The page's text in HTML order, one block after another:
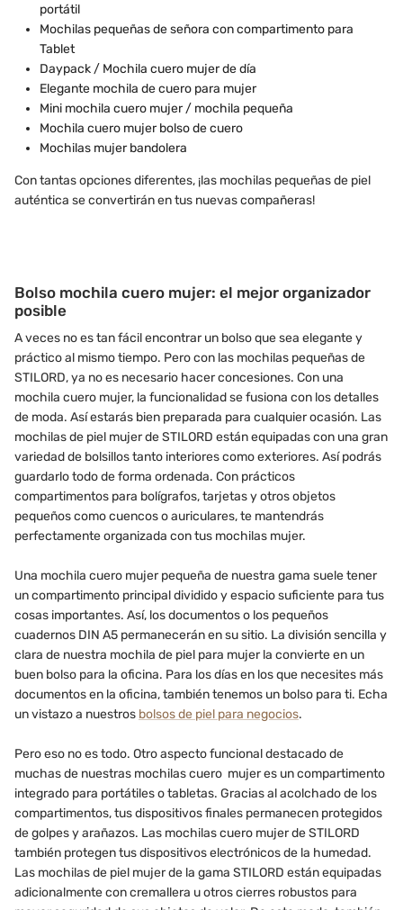
portátil
Mochilas pequeñas de señora con compartimento para
Tablet
Daypack / Mochila cuero mujer de día
Elegante mochila de cuero para mujer
Mini mochila cuero mujer / mochila pequeña
Mochila cuero mujer bolso de cuero
Mochilas mujer bandolera
Con tantas opciones diferentes, ¡las mochilas pequeñas de piel
auténtica se convertirán en tus nuevas compañeras!
Bolso mochila cuero mujer: el mejor organizador
posible
A veces no es tan fácil encontrar un bolso que sea elegante y
práctico al mismo tiempo. Pero con las mochilas pequeñas de
STILORD, ya no es necesario hacer concesiones. Con una
mochila cuero mujer, la funcionalidad se fusiona con los detalles
de moda. Así estarás bien preparada para cualquier ocasión. Las
mochilas de piel mujer de STILORD están equipadas con una gran
variedad de bolsillos tanto interiores como exteriores. Así podrás
guardarlo todo de forma ordenada. Con prácticos
compartimentos para bolígrafos, tarjetas y otros objetos
pequeños como cuencos o auriculares, te mantendrás
perfectamente organizada con tus mochilas mujer.
Una mochila cuero mujer pequeña de nuestra gama suele tener
un compartimento principal dividido y espacio suficiente para tus
cosas importantes. Así, los documentos o los pequeños
cuadernos DIN A5 permanecerán en su sitio. La división sencilla y
clara de nuestra mochila de piel para mujer la convierte en un
buen bolso para la oficina. Para los días en los que necesites más
documentos en la oficina, también tenemos un bolso para ti. Echa
un vistazo a nuestros bolsos de piel para negocios.
Pero eso no es todo. Otro aspecto funcional destacado de
muchas de nuestras mochilas cuero mujer es un compartimento
integrado para portátiles o tabletas. Gracias al acolchado de los
compartimentos, tus dispositivos finales permanecen protegidos
de golpes y arañazos. Las mochilas cuero mujer de STILORD
también protegen tus dispositivos electrónicos de la humedad.
Las mochilas de piel mujer de la gama STILORD están equipadas
adicionalmente con cremallera u otros cierres robustos para